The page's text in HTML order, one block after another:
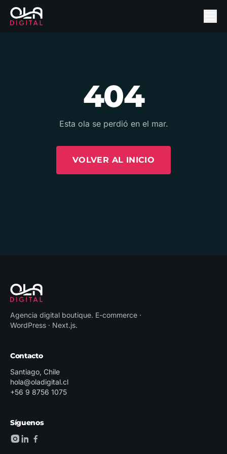
404
Esta ola se perdió en el mar.
VOLVER AL INICIO
Agencia digital boutique. E-commerce ·
WordPress · Next.js.
Contacto
Santiago, Chile
hola@oladigital.cl
+56 9 8756 1075
Síguenos